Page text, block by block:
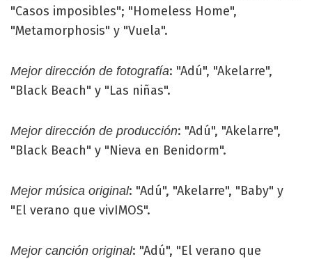
"Casos imposibles"; "Homeless Home",
"Metamorphosis" y "Vuela".
Mejor dirección de fotografía: "Adú", "Akelarre",
"Black Beach" y "Las niñas".
Mejor dirección de producción: "Adú", "Akelarre",
"Black Beach" y "Nieva en Benidorm".
Mejor música original: "Adú", "Akelarre", "Baby" y
"El verano que vivIMOS".
Mejor canción original: "Adú", "El verano que